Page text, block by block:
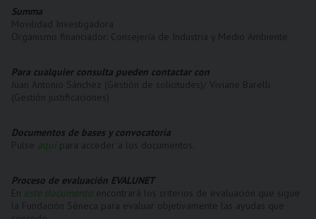
Summa
Para cualquier consulta pueden contactar con
Documentos de bases y convocatoria
aquí
Proceso de evaluación EVALUNET
este documento